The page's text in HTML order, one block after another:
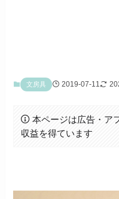
文房具 2019-07-11
本ページは広告・ア
収益を得ています